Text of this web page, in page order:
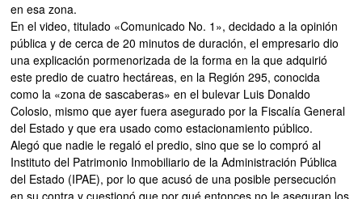
en esa zona.
En el video, titulado «Comunicado No. 1», decidado a la opinión
pública y de cerca de 20 minutos de duración, el empresario dio
una explicación pormenorizada de la forma en la que adquirió
este predio de cuatro hectáreas, en la Región 295, conocida
como la «zona de sascaberas» en el bulevar Luis Donaldo
Colosio, mismo que ayer fuera asegurado por la Fiscalía General
del Estado y que era usado como estacionamiento público.
Alegó que nadie le regaló el predio, sino que se lo compró al
Instituto del Patrimonio Inmobiliario de la Administración Pública
del Estado (IPAE), por lo que acusó de una posible persecución
en su contra y cuestionó que por qué entonces no le aseguran los